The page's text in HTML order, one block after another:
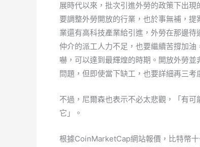
展時代以來，批次引進外勞的政策下出
要調整外勞開放的行業，也於事無補，
業還有高科技產業給引進，外勞在那邊
仲介的派工人力不足，也要繼續苦撐加
嚇，可以達到最輝煌的時期。開放外勞
問題，但即使當下缺工，也要詳細再三考
不過，尼爾森也表示不必太悲觀，「有
它」。
根據CoinMarketCap網站報價，比特幣